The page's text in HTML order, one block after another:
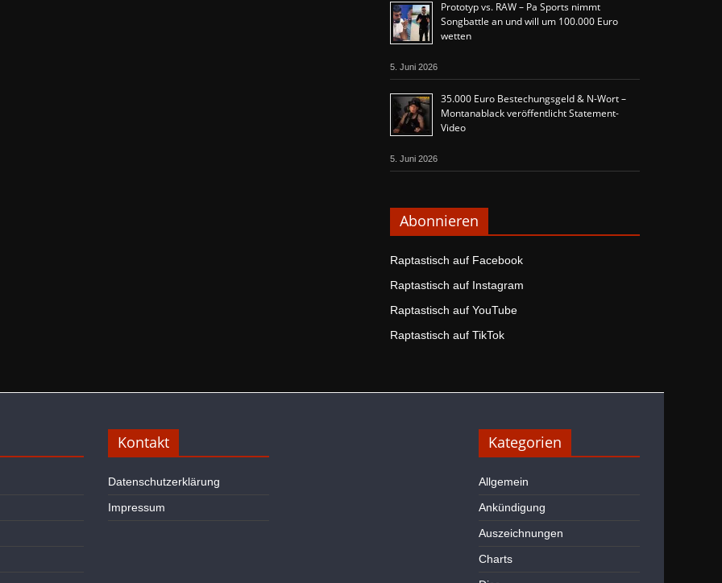
Prototyp vs. RAW – Pa Sports nimmt
Songbattle an und will um 100.000 Euro
wetten
5. Juni 2026
35.000 Euro Bestechungsgeld & N-Wort –
Montanablack veröffentlicht Statement-
Video
5. Juni 2026
Abonnieren
Raptastisch auf Facebook
Raptastisch auf Instagram
Raptastisch auf YouTube
Raptastisch auf TikTok
Kontakt
Datenschutzerklärung
Impressum
Kategorien
Allgemein
Ankündigung
Auszeichnungen
Charts